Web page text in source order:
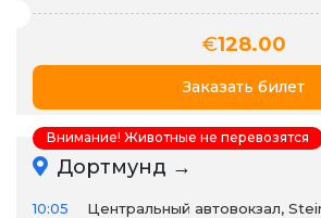
€128.00
Заказать билет
Дортмунд →
10:05
Центральный автовокзал,
Внимание! Животные не перевозятся